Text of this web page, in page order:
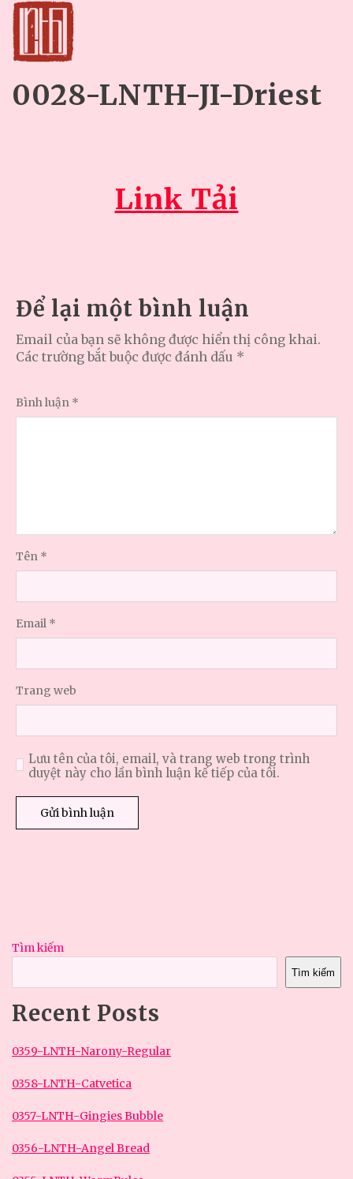
0028-LNTH-JI-Driest
Link Tải
Để lại một bình luận
Email của bạn sẽ không được hiển thị công khai.
Các trường bắt buộc được đánh dấu *
Bình luận *
Tên *
Email *
Trang web
Lưu tên của tôi, email, và trang web trong trình
duyệt này cho lần bình luận kế tiếp của tôi.
Tìm kiếm
Tìm kiếm
Recent Posts
0359-LNTH-Narony-Regular
0358-LNTH-Catvetica
0357-LNTH-Gingies Bubble
0356-LNTH-Angel Bread